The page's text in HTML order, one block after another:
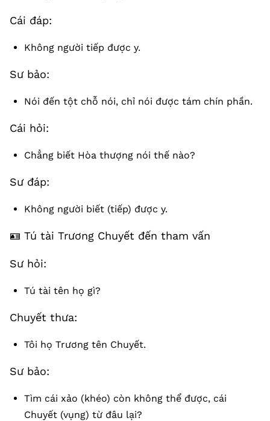
Cái đáp:
Không người tiếp được y.
Sư bảo:
Nói đến tột chỗ nói, chỉ nói được tám chín phần.
Cái hỏi:
Chẳng biết Hòa thượng nói thế nào?
Sư đáp:
Không người biết (tiếp) được y.
🪪 Tú tài Trương Chuyết đến tham vấn
Sư hỏi:
Tú tài tên họ gì?
Chuyết thưa:
Tôi họ Trương tên Chuyết.
Sư bảo:
Tìm cái xảo (khéo) còn không thể được, cái
Chuyết (vụng) từ đâu lại?